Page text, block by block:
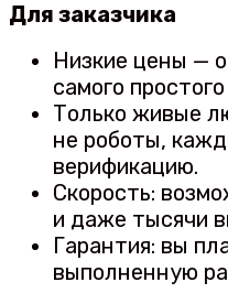
Для заказчика
Низкие цены —
самого
Только живые
не роботы,
верификацию.
Скорость:
и даже тысячи
Гарантия: вы
выполненную